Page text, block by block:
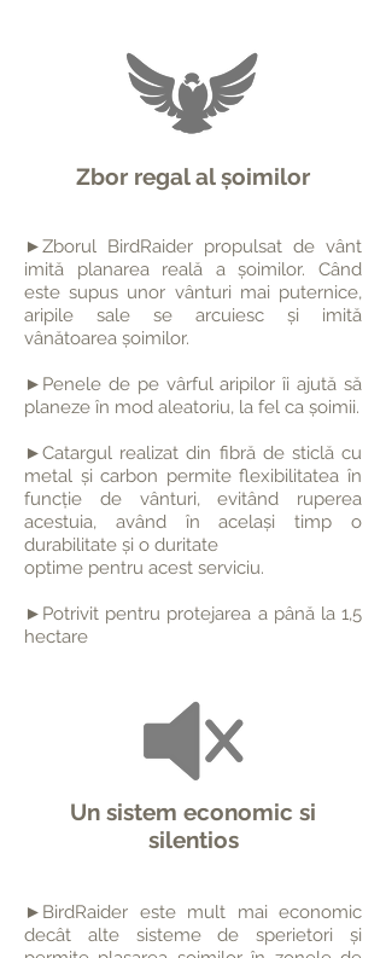
Zbor regal al șoimilor
►Zborul BirdRaider propulsat de vânt
imită planarea reală a șoimilor. Când
este supus unor vânturi mai puternice,
aripile sale se arcuiesc și imită
vânătoarea șoimilor.
►Penele de pe vârful aripilor îi ajută să
planeze în mod aleatoriu, la fel ca șoimii.
►Catargul realizat din fibră de sticlă cu
metal și carbon permite flexibilitatea în
funcție de vânturi, evitând ruperea
acestuia, având în același timp o
durabilitate și o duritate
optime pentru acest serviciu.
►Potrivit pentru protejarea a până la 1,5
hectare
Un sistem economic si
silentios
►BirdRaider este mult mai economic
decât alte sisteme de sperietori și